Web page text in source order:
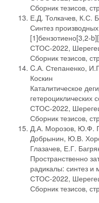
Сборник тезисов,
Е.Д. Толкачев, К.С.
Синтез
[1]бензотиено[3,2-
СТОС-2022,
Сборник тезисов,
C.А. Степаненко,
Коскин
Каталитическое
гетероциклических
СТОС-2022,
Сборник тезисов,
Д.А. Морозов, Ю.Ф.
Добрынин, Ю.В.
Глазачев, Е.Г.
Пространственно
радикалы: синтез и
СТОС-2022,
Сборник тезисов,